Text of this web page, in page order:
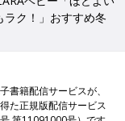
ク！」おすすめ冬
書籍配信サービスが、
た正規版配信サービス